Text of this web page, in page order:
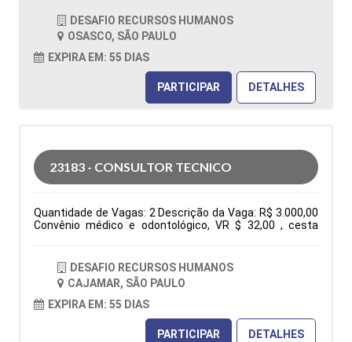
contratação: CLT Cidade: Osasco, SP, Brasil Área de
Atuação: Vendas Período: Formação Acadêmica:
Características Comportamentais:
DESAFIO RECURSOS HUMANOS
OSASCO, SÃO PAULO
EXPIRA EM: 55 DIAS
PARTICIPAR DETALHES
23183 - CONSULTOR TECNICO
Quantidade de Vagas: 2 Descrição da Vaga: R$ 3.000,00
Convênio médico e odontológico, VR $ 32,00 , cesta
up, negociações, atendimento ao cliente via fone, e-mail
e whatsapp, participação em feira e eventos. Tipo de
contratação: CLT Cidade: Cajamar, SP, Brasil Área de
Atuação: Administração Comercial/Vendas Período:
Formação Acadêmica: Características
DESAFIO RECURSOS HUMANOS
CAJAMAR, SÃO PAULO
EXPIRA EM: 55 DIAS
PARTICIPAR DETALHES